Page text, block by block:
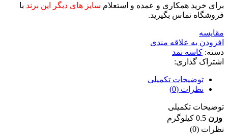
برای خرید همکاری و عمده و استعلام سایز های دیگر این برند با
فروشگاه تماس بگیرید.
مقايسه
افزودن به علاقه مندی
دسته: کاسه نمد
اشتراک گذاری:
توضیحات تکمیلی
نظرات (0)
توضیحات تکمیلی
وزن 0.5 کیلوگرم
نظرات (0)